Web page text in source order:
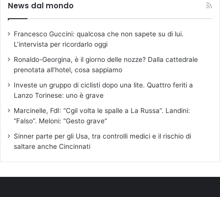
News dal mondo
Francesco Guccini: qualcosa che non sapete su di lui.
L’intervista per ricordarlo oggi
Ronaldo-Georgina, è il giorno delle nozze? Dalla cattedrale
prenotata all’hotel, cosa sappiamo
Investe un gruppo di ciclisti dopo una lite. Quattro feriti a
Lanzo Torinese: uno è grave
Marcinelle, FdI: “Cgil volta le spalle a La Russa”. Landini:
“Falso”. Meloni: “Gesto grave”
Sinner parte per gli Usa, tra controlli medici e il rischio di
saltare anche Cincinnati